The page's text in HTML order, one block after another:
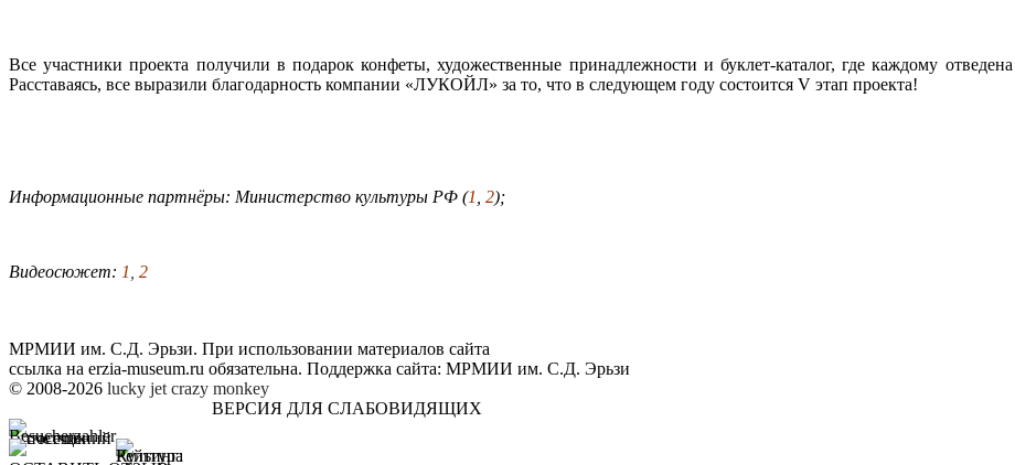
Все участники проекта получили в подарок конфеты, художественные принадлежности и буклет-каталог, где каждому
Расставаясь, все выразили благодарность компании «ЛУКОЙЛ» за то, что в следующем году состоится V этап проекта!
Информационные партнёры: Министерство культуры РФ (1 2);
Видеосюжет: 1 2
МРМИИ им. С.Д. Эрьзи. При использовании материалов сайта
ссылка на erzia-museum.ru обязательна. Поддержка сайта: МРМИИ им. С.Д. Эрьзи
© 2008-2026 lucky jet crazy monkey
ВЕРСИЯ ДЛЯ СЛАБОВИДЯЩИХ